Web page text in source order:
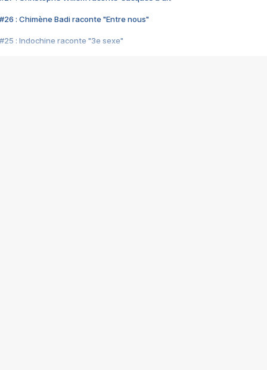
#26 : Chimène Badi raconte "Entre nous"
#25 : Indochine raconte "3e sexe"